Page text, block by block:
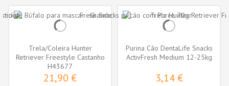
Trela/Coleira Hunter
Retriever Freestyle Castanho
Escuro...
H43677
21,90 €
Purina Cão DentaLife Snacks
ActivFresh Medium 12-25kg
3,14 €